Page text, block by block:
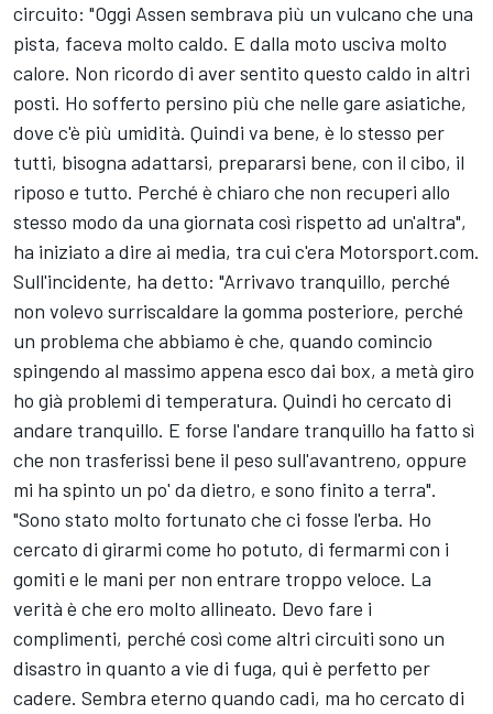
circuito: "Oggi Assen sembrava più un vulcano che una
pista, faceva molto caldo. E dalla moto usciva molto
calore. Non ricordo di aver sentito questo caldo in altri
posti. Ho sofferto persino più che nelle gare asiatiche,
dove c'è più umidità. Quindi va bene, è lo stesso per
tutti, bisogna adattarsi, prepararsi bene, con il cibo, il
riposo e tutto. Perché è chiaro che non recuperi allo
stesso modo da una giornata così rispetto ad un'altra",
ha iniziato a dire ai media, tra cui c'era Motorsport.com.
Sull'incidente, ha detto: "Arrivavo tranquillo, perché
non volevo surriscaldare la gomma posteriore, perché
un problema che abbiamo è che, quando comincio
spingendo al massimo appena esco dai box, a metà giro
ho già problemi di temperatura. Quindi ho cercato di
andare tranquillo. E forse l'andare tranquillo ha fatto sì
che non trasferissi bene il peso sull'avantreno, oppure
mi ha spinto un po' da dietro, e sono finito a terra".
"Sono stato molto fortunato che ci fosse l'erba. Ho
cercato di girarmi come ho potuto, di fermarmi con i
gomiti e le mani per non entrare troppo veloce. La
verità è che ero molto allineato. Devo fare i
complimenti, perché così come altri circuiti sono un
disastro in quanto a vie di fuga, qui è perfetto per
cadere. Sembra eterno quando cadi, ma ho cercato di